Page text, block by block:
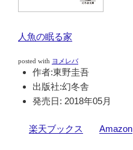
人魚の眠る家
posted with ヨメレバ
作者:東野圭吾
出版社:幻冬舎
発売日: 2018年05月
楽天ブックス Amazon